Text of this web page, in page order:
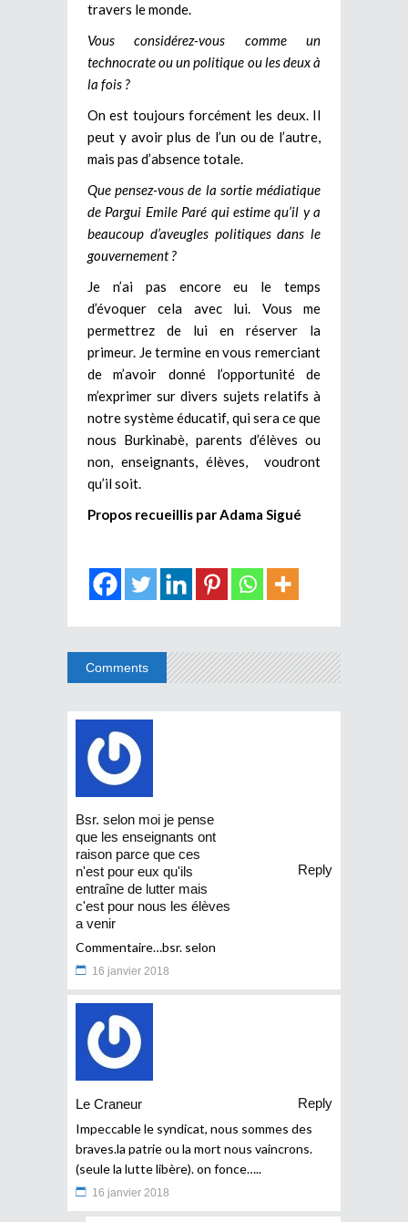
travers le monde.
Vous considérez-vous comme un
technocrate ou un politique ou les deux à
la fois ?
On est toujours forcément les deux. Il
peut y avoir plus de l’un ou de l’autre,
mais pas d’absence totale.
Que pensez-vous de la sortie médiatique
de Pargui Emile Paré qui estime qu’il y a
beaucoup d’aveugles politiques dans le
gouvernement ?
Je n’ai pas encore eu le temps
d’évoquer cela avec lui. Vous me
permettrez de lui en réserver la
primeur. Je termine en vous remerciant
de m’avoir donné l’opportunité de
m’exprimer sur divers sujets relatifs à
notre système éducatif, qui sera ce que
nous Burkinabè, parents d’élèves ou
non, enseignants, élèves, voudront
qu’il soit.
Propos recueillis par Adama Sigué
Comments
Bsr. selon moi je pense
que les enseignants ont
raison parce que ces
n'est pour eux qu'ils
entraîne de lutter mais
c'est pour nous les élèves
a venir
Reply
Commentaire…bsr. selon
16 janvier 2018
Le Craneur
Reply
Impeccable le syndicat, nous sommes des
braves.la patrie ou la mort nous vaincrons.
(seule la lutte libère). on fonce…..
16 janvier 2018